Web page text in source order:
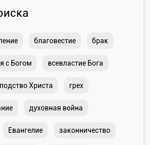
благовестие брак
с Богом всевластие Бога
Христа грех
духовная война
Евангелие законничество